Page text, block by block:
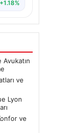
Avukatın
ve
Lyon
ve